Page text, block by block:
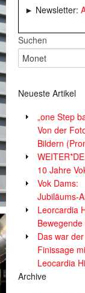
► Newsletter:
Suchen
Neueste Artikel
„one Step
Von der
Bildern
10 Jahre
Vok Dams:
Jubiläums-
Leorcardia
Das war
Finissage
Leocardia
Archive